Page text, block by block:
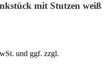
mit Stutzen weiß
und ggf. zzgl.